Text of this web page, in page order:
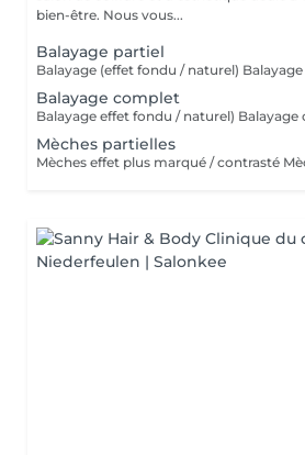
bien-être. Nous vous...
Balayage partiel
Balayage complet
Mèches partielles